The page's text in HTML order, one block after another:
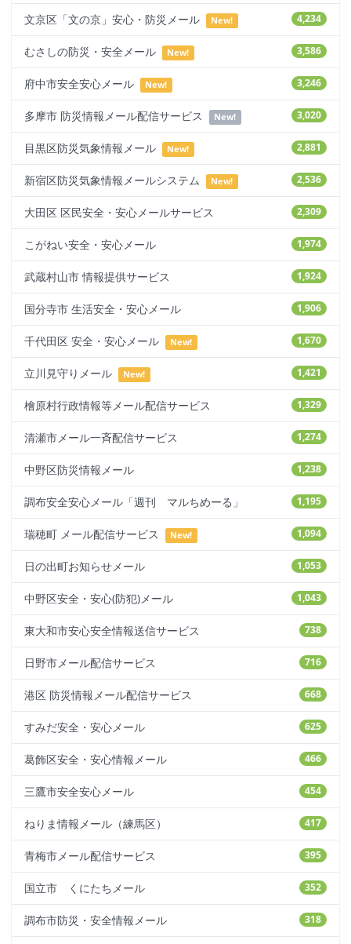
4,234
文京区「文の京」安心・防災メール New!
3,586
むさしの防災・安全メール New!
3,246
府中市安全安心メール New!
3,020
多摩市 防災情報メール配信サービス New!
2,881
目黒区防災気象情報メール New!
2,536
新宿区防災気象情報メールシステム New!
2,309
大田区 区民安全・安心メールサービス
1,974
こがねい安全・安心メール
1,924
武蔵村山市 情報提供サービス
1,906
国分寺市 生活安全・安心メール
1,670
千代田区 安全・安心メール New!
1,421
立川見守りメール New!
1,329
檜原村行政情報等メール配信サービス
1,274
清瀬市メール一斉配信サービス
1,238
中野区防災情報メール
1,195
調布安全安心メール「週刊 マルちめーる」
1,094
瑞穂町 メール配信サービス New!
1,053
日の出町お知らせメール
1,043
中野区安全・安心(防犯)メール
738
東大和市安心安全情報送信サービス
716
日野市メール配信サービス
668
港区 防災情報メール配信サービス
625
すみだ安全・安心メール
466
葛飾区安全・安心情報メール
454
三鷹市安全安心メール
417
ねりま情報メール（練馬区）
395
青梅市メール配信サービス
352
国立市 くにたちメール
318
調布市防災・安全情報メール